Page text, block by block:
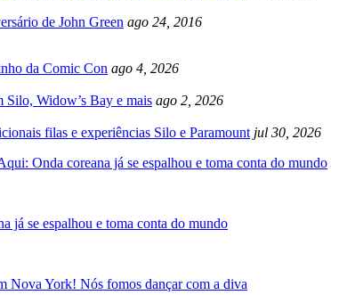
de John Green ago 24, 2016
da Comic Con ago 4, 2026
Widow’s Bay e mais ago 2, 2026
filas e experiências Silo e Paramount jul 30, 2026
Onda coreana já se espalhou e toma conta do mundo
já se espalhou e toma conta do mundo
Nova York! Nós fomos dançar com a diva